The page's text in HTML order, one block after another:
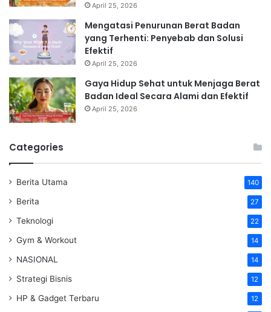
April 25, 2026
Mengatasi Penurunan Berat Badan
yang Terhenti: Penyebab dan Solusi
Efektif
April 25, 2026
Gaya Hidup Sehat untuk Menjaga Berat
Badan Ideal Secara Alami dan Efektif
April 25, 2026
Categories
Berita Utama 140
Berita 27
Teknologi 22
Gym & Workout 14
NASIONAL 14
Strategi Bisnis 12
HP & Gadget Terbaru 12